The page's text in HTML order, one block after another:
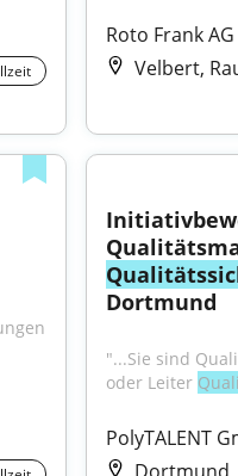
Roto Frank
Velbert,
Dortmund
"...Sie sind
oder Leiter
PolyTALENT